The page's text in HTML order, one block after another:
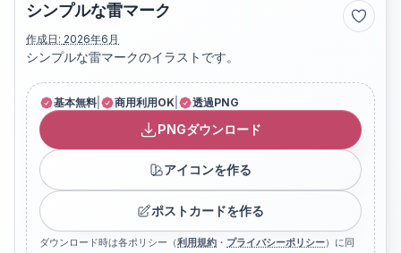
シンプルな雷マーク
作成日: 2026年6月
シンプルな雷マークのイラストです。
基本無料 商用利用OK 透過PNG
PNGダウンロード
アイコンを作る
ポストカードを作る
ダウンロード時は各ポリシー（利用規約 ・ プライバシーポリシー）に同